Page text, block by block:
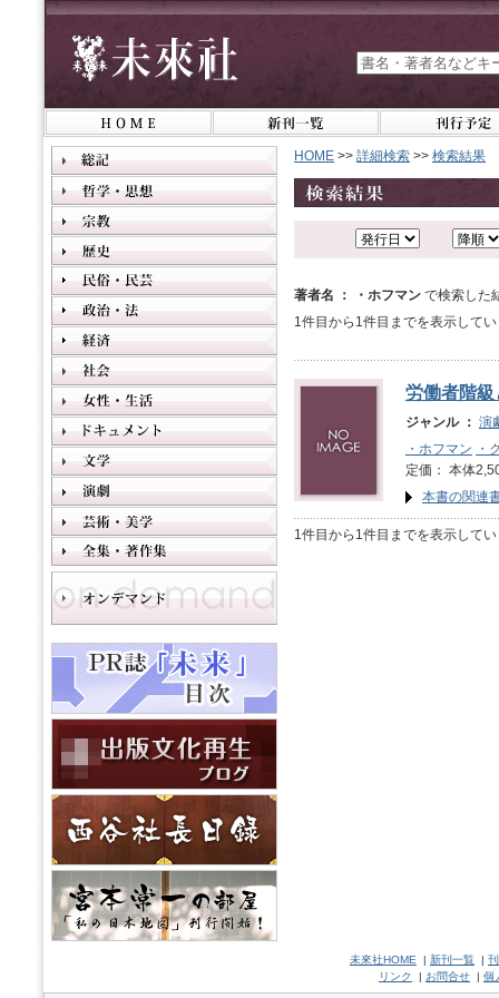
HOME >> 詳細検索 >> 検索結果
著者名 ： ・ホフマン で検索した
1件目から1件目までを表示して
労働者階級
ジャンル ： 演
・ホフマン
・
定価： 本体
本書の関連
1件目から1件目までを表示して
未來社HOME | 新刊一覧 |
リンク
| お問合せ | 個